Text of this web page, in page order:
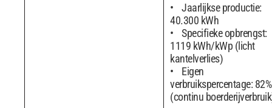
Jaarlijkse productie:
40.300 kWh
Specifieke opbrengst:
1119 kWh/kWp (licht
kantelverlies)
Eigen
verbruikspercentage: 82%
(continu